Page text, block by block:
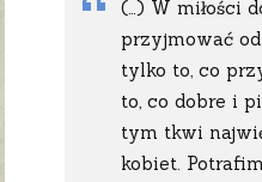
(…) W miłości
przyjmować
tylko to, co
to, co dobre i
tym tkwi
kobiet.